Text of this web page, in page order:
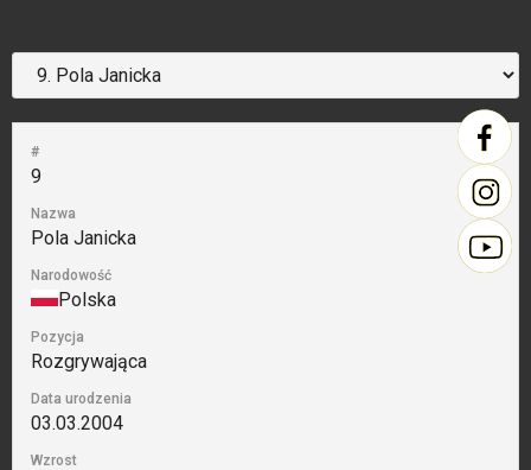
#
9
Nazwa
Pola Janicka
Narodowość
Polska
Pozycja
Rozgrywająca
Data urodzenia
03.03.2004
Wzrost